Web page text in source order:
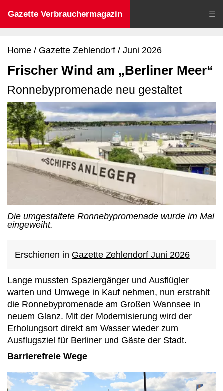
Gazette Verbrauchermagazin ☰
Home Gazette Zehlendorf Juni 2026
Frischer Wind am „Berliner Meer“
Ronnebypromenade neu gestaltet
Die umgestaltete Ronnebypromenade wurde im Mai
eingeweiht.
Erschienen in Gazette Zehlendorf Juni 2026
Lange mussten Spaziergänger und Ausflügler
warten und Umwege in Kauf nehmen, nun erstrahlt
die Ronnebypromenade am Großen Wannsee in
neuem Glanz. Mit der Modernisierung wird der
Erholungsort direkt am Wasser wieder zum
Ausflugsziel für Berliner und Gäste der Stadt.
Barrierefreie Wege